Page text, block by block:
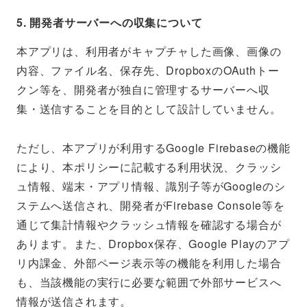
5. 開発者サーバーへの収集について
本アプリは、利用者がキャプチャした画像、画像の
内容、ファイル名、保存先、DropboxのOAuthトー
クン等を、開発者が独自に管理するサーバーへ収
集・送信することを目的として設計していません。
ただし、本アプリが利用するGoogle Firebaseの機能
により、本ポリシーに記載する利用状況、クラッシ
ュ情報、端末・アプリ情報、識別子等がGoogleのシ
ステムへ送信され、開発者がFirebase Console等を
通じて集計情報やクラッシュ情報を確認する場合が
あります。また、Dropbox保存、Google Playのアプ
リ内課金、外部ページ表示等の機能を利用した場合
も、当該機能の実行に必要な範囲で外部サービスへ
情報が送信されます。